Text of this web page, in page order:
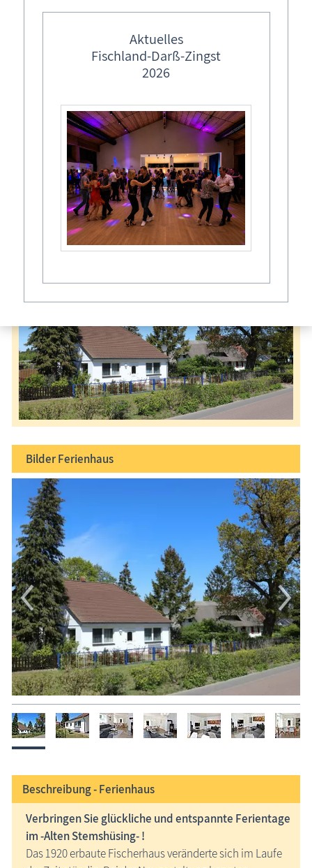
Tel.: 038 233 - 602 43
Buchungskalender
Buchungsformular - Ferienhaus unverbindlich buchen
Ferienhaus Ostseebad Prerow
BilderFerienhaus
Beschreibung -Ferienhaus
Verbringen Sie glückliche und entspannte Ferientage
im -Alten Stemshüsing- !
Das 1920 erbaute Fischerhaus veränderte sich im Laufe
Aktuelles
Fischland-Darß-Zingst
2026